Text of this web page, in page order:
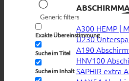
Generic filters
Exakte Übereinstimmung
Suche im Titel
Suche im Inhalt
A300 HEMP |
U230
A190
HNV100
SAPHIR extra